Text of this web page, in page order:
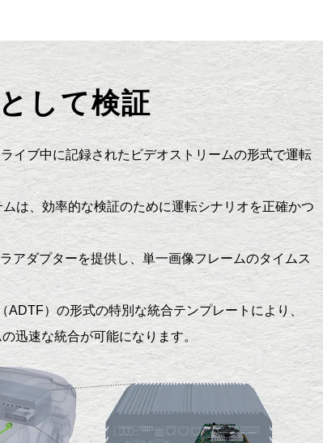
して検証
イブ中に記録されたビデオストリームの形式で運転
は、効率的な検証のために運転シナリオを正確かつ
アダプターを提供し、単一画像フレームのタイムス
）の形式の特別な統合テンプレートにより、
迅速な統合が可能になります。